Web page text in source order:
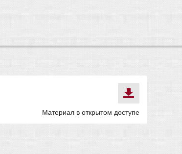
Материал в открытом доступе